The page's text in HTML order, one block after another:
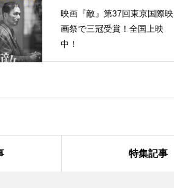
映画『敵』第37回東京国際映
画祭で三冠受賞！全国上映
中！
特集記事